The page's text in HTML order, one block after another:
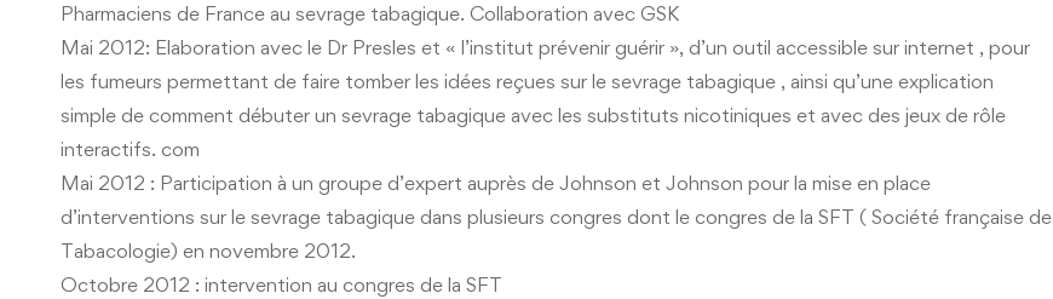
Pharmaciens de France au sevrage tabagique. Collaboration avec GSK
Mai 2012: Elaboration avec le Dr Presles et « l’institut prévenir guérir », d’un outil accessible sur internet , pour
les fumeurs permettant de faire tomber les idées reçues sur le sevrage tabagique , ainsi qu’une explication
simple de comment débuter un sevrage tabagique avec les substituts nicotiniques et avec des jeux de rôle
interactifs. com
Mai 2012 : Participation à un groupe d’expert auprès de Johnson et Johnson pour la mise en place
d’interventions sur le sevrage tabagique dans plusieurs congres dont le congres de la SFT ( Société française de
Tabacologie) en novembre 2012.
Octobre 2012 : intervention au congres de la SFT